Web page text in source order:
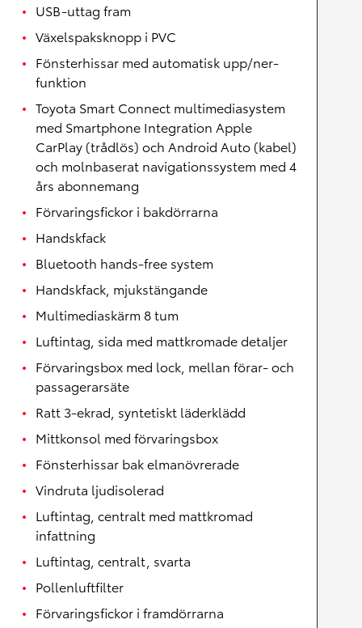
USB-uttag fram
Växelspaksknopp i PVC
Fönsterhissar med automatisk upp/ner-
funktion
Toyota Smart Connect multimediasystem
med Smartphone Integration Apple
CarPlay (trådlös) och Android Auto (kabel)
och molnbaserat navigationssystem med 4
års abonnemang
Förvaringsfickor i bakdörrarna
Handskfack
Bluetooth hands-free system
Handskfack, mjukstängande
Multimediaskärm 8 tum
Luftintag, sida med mattkromade detaljer
Förvaringsbox med lock, mellan förar- och
passagerarsäte
Ratt 3-ekrad, syntetiskt läderklädd
Mittkonsol med förvaringsbox
Fönsterhissar bak elmanövrerade
Vindruta ljudisolerad
Luftintag, centralt med mattkromad
infattning
Luftintag, centralt, svarta
Pollenluftfilter
Förvaringsfickor i framdörrarna